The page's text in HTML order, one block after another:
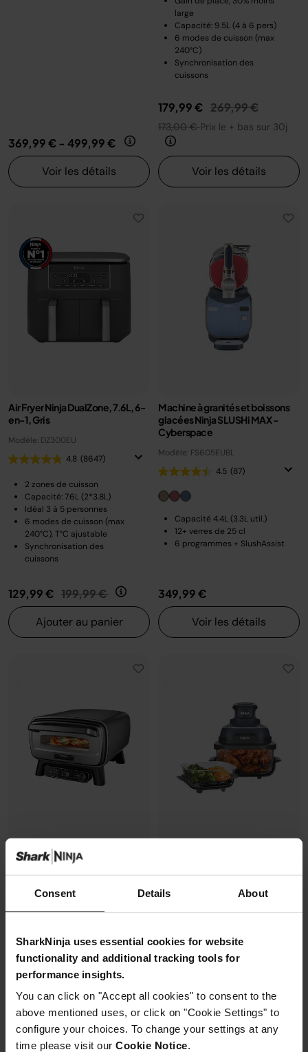
Consent Details About
SharkNinja uses essential cookies for website
functionality and additional tracking tools for
performance insights.
You can click on "Accept all cookies" to consent to the
above mentioned uses, or click on "Cookie Settings" to
configure your choices. To change your settings at any
time please visit our Cookie Notice.
369,99 €- 499,99 €
Voir les détails
large
Capacité: 9.5L (4 à 6 pers)
6 modes de cuisson (max
240°C)
Synchronisation des
cuissons
179,99 € Prix réduit de
269,99 €au
173,00 €Prix le + bas sur 30j
Voir les détails
Air Fryer Ninja DualZone, 7.6L, 6-
en-1, Gris
Modèle: DZ300EU
4.8 (8647)
2 zones de cuisson
Capacité: 7.6L (2*3.8L)
Idéal 3 à 5 personnes
6 modes de cuisson (max
240°C), T°C ajustable
Synchronisation des
cuissons
129,99 € Prix réduit de
199,99 € au
Ajouter au panier
Machine à granités et boissons
glacées Ninja SLUSHi MAX -
Cyberspace
Modèle: FS605EUBL
4.5 (87)
Capacité 4.4L (3.3L util.)
12+ verres de 25 cl
6 programmes + SlushAssist
349,99 €
Voir les détails
Four à pizza électrique
Housse de protection offerte* avec
ce four à pizza. En savoir plus
Modèle: FN101EUGY
2 cuves en verre (1.4L + 3.8L)
Préparez, cuisinez, conservez
avec un même récipient.
Modulaire, compact, facile à
ranger et emporter.